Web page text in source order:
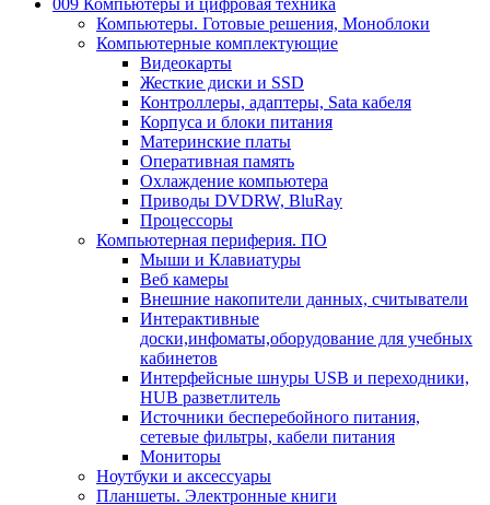
009 Компьютеры и цифровая техника
Компьютеры. Готовые решения, Моноблоки
Компьютерные комплектующие
Видеокарты
Жесткие диски и SSD
Контроллеры, адаптеры, Sata кабеля
Корпуса и блоки питания
Материнские платы
Оперативная память
Охлаждение компьютера
Приводы DVDRW, BluRay
Процессоры
Компьютерная периферия. ПО
Мыши и Клавиатуры
Веб камеры
Внешние накопители данных, считыватели
Интерактивные
доски,инфоматы,оборудование для учебных
кабинетов
Интерфейсные шнуры USB и переходники,
HUB разветлитель
Источники бесперебойного питания,
сетевые фильтры, кабели питания
Мониторы
Ноутбуки и аксессуары
Планшеты. Электронные книги